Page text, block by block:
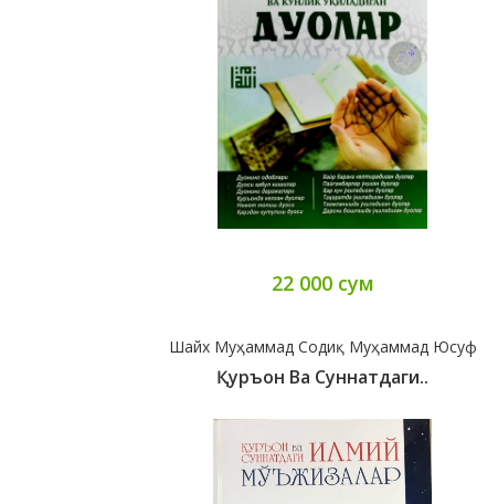
22 000 сум
Шайх Муҳаммад Содиқ Муҳаммад Юсуф
Қуръон Ва Суннатдаги..